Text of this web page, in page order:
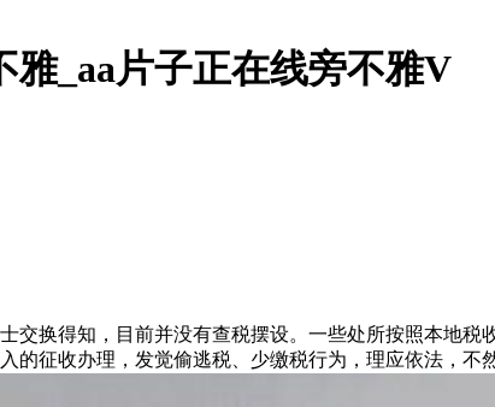
雅_aa片子正在线旁不雅V
换得知，目前并没有查税摆设。一些处所按照本地税
的征收办理，发觉偷逃税、少缴税行为，理应依法，不